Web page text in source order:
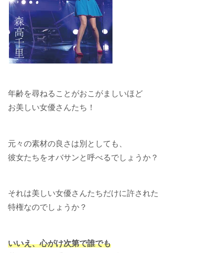
年齢を尋ねることがおこがましいほど
お美しい女優さんたち！
元々の素材の良さは別としても、
彼女たちをオバサンと呼べるでしょうか？
それは美しい女優さんたちだけに許された
特権なのでしょうか？
いいえ、心がけ次第で誰でも